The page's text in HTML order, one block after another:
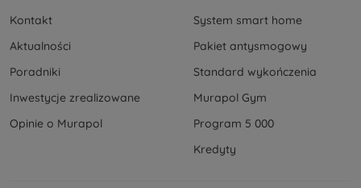
Kontakt
Aktualności
Poradniki
Inwestycje zrealizowane
Opinie o Murapol
System smart home
Pakiet antysmogowy
Standard wykończenia
Murapol Gym
Program 5 000
Kredyty